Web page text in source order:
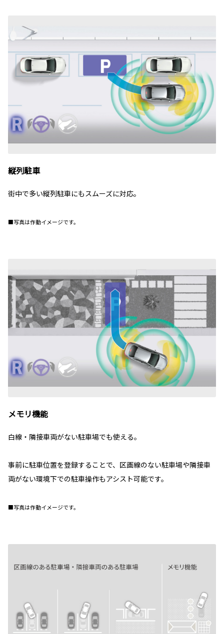
縦列駐車
街中で多い縦列駐車にもスムーズに対応。
■写真は作動イメージです。
メモリ機能
白線・隣接車両がない駐車場でも使える。
事前に駐車位置を登録することで、区画線のない駐車場や隣接車
両がない環境下での駐車操作もアシスト可能です。
■写真は作動イメージです。